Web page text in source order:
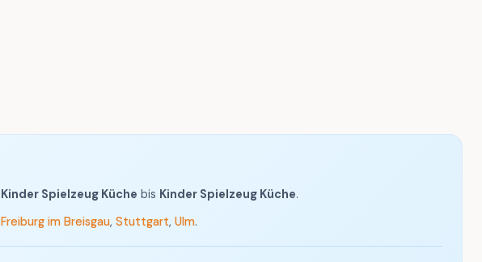
Kinder Spielzeug Küche bis Kinder Spielzeug Küche.
Freiburg im Breisgau, Stuttgart, Ulm.